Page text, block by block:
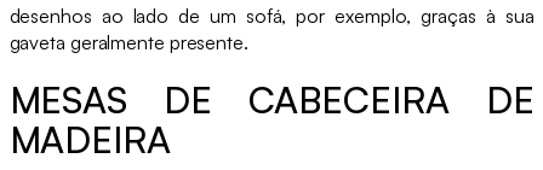
desenhos ao lado de um sofá, por exemplo, graças à sua
gaveta geralmente presente.
MESAS DE CABECEIRA DE
MADEIRA